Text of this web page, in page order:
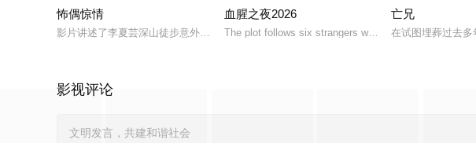
怖偶惊情
影片讲述了李夏芸深山徒步意外坠崖后闯入隐秘古宅求救，得男主人石桥留宿，却陷入更恐
血腥之夜2026
The plot follows six strangers who enter a cash-prize
亡兄
在试图埋葬过去多
影视评论